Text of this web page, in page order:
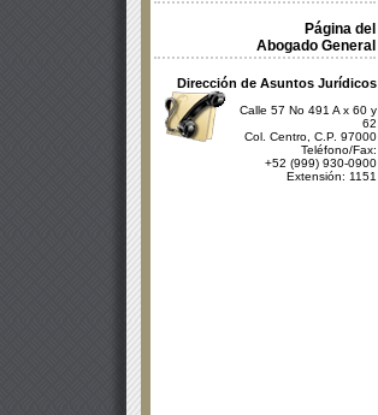
Página del
Abogado General
Dirección de Asuntos Jurídicos
Calle 57 No 491 A x 60 y
62
Col. Centro, C.P. 97000
Teléfono/Fax:
+52 (999) 930-0900
Extensión: 1151